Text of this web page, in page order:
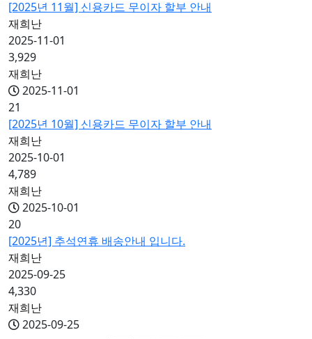
[2025년 11월] 신용카드 무이자 할부 안내
재희난
2025-11-01
3,929
재희난
2025-11-01
21
[2025년 10월] 신용카드 무이자 할부 안내
재희난
2025-10-01
4,789
재희난
2025-10-01
20
[2025년] 추석연휴 배송안내 입니다.
재희난
2025-09-25
4,330
재희난
2025-09-25